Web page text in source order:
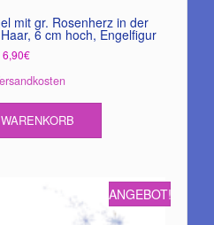
mit gr. Rosenherz in der
6 cm hoch, Engelfigur
6,90€
ANGEBOT!